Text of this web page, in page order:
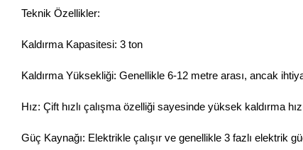
Teknik Özellikler:
Kaldırma Kapasitesi: 3 ton
Kaldırma Yüksekliği: Genellikle 6-12 metre arası, ancak
Hız: Çift hızlı çalışma özelliği sayesinde yüksek kaldırma
Güç Kaynağı: Elektrikle çalışır ve genellikle 3 fazlı elektrik